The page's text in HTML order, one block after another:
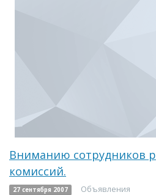
Вниманию сотрудников
комиссий.
27 сентября 2007
Объявления